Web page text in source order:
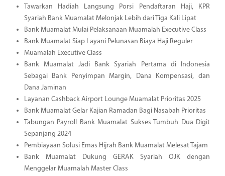
Tawarkan Hadiah Langsung Porsi Pendaftaran Haji, KPR
Syariah Bank Muamalat Melonjak Lebih dari Tiga Kali Lipat
Bank Muamalat Mulai Pelaksanaan Muamalah Executive Class
Bank Muamalat Siap Layani Pelunasan Biaya Haji Reguler
Muamalah Executive Class
Bank Muamalat Jadi Bank Syariah Pertama di Indonesia
Sebagai Bank Penyimpan Margin, Dana Kompensasi, dan
Dana Jaminan
Layanan Cashback Airport Lounge Muamalat Prioritas 2025
Bank Muamalat Gelar Kajian Ramadan Bagi Nasabah Prioritas
Tabungan Payroll Bank Muamalat Sukses Tumbuh Dua Digit
Sepanjang 2024
Pembiayaan Solusi Emas Hijrah Bank Muamalat Melesat Tajam
Bank Muamalat Dukung GERAK Syariah OJK dengan
Menggelar Muamalah Master Class